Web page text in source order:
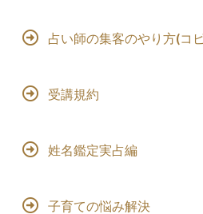
占い師の集客のやり方(コ
受講規約
姓名鑑定実占編
子育ての悩み解決